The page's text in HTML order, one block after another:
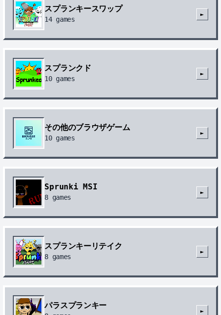
スプランキースワップ
14games
►
スプランクド
10games
►
その他のブラウザゲーム
10games
►
Sprunki MSI
8 games
►
スプランキーリテイク
8 games
►
パラスプランキー
►